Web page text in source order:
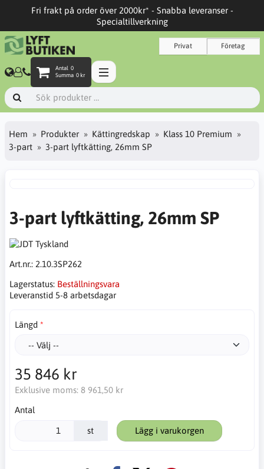
Fri frakt på order över 2000kr* - Snabba leveranser -
Specialtillverkning
Privat Företag
Antal 0
Summa 0 kr
Hem Produkter Kättingredskap
Klass 10 Premium
3-part
3-part lyftkätting, 26mm SP
3-part lyftkätting, 26mm SP
Art.nr.: 2.10.3SP262
Lagerstatus: Beställningsvara
Leveranstid 5-8 arbetsdagar
Längd
35 846 kr
Exklusive moms: 8 961,50 kr
Antal
st Lägg i varukorgen